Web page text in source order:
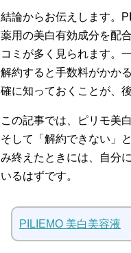
結論からお伝えします。
薬用の美白有効成分を配
コミが多く見られます。
解約すると手数料がかか
確に知っておくことが、
この記事では、ピリモ美
そして「解約できない」
み終えたときには、自分
いるはずです。
PILIEMO 美白美容液